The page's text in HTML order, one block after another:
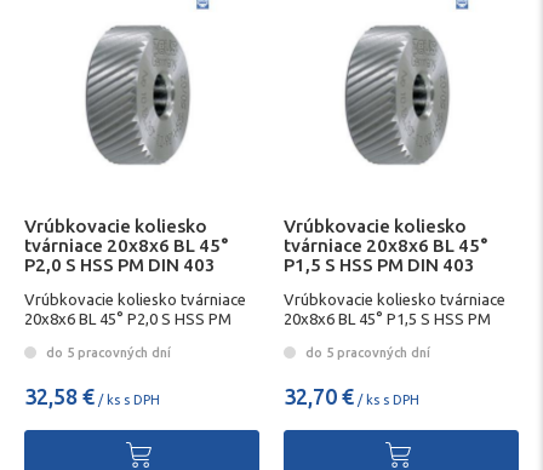
Vrúbkovacie koliesko
tvárniace 20x8x6 BL 45°
P2,0 S HSS PM DIN 403
Vrúbkovacie koliesko tvárniace
20x8x6 BL 45° P2,0 S HSS PM
do 5 pracovných dní
32,58 € / ks s DPH
Vrúbkovacie koliesko
tvárniace 20x8x6 BL 45°
P1,5 S HSS PM DIN 403
Vrúbkovacie koliesko tvárniace
20x8x6 BL 45° P1,5 S HSS PM
do 5 pracovných dní
32,70 € / ks s DPH